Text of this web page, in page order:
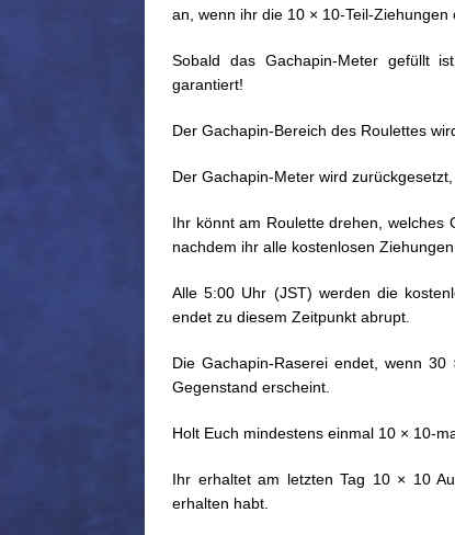
an, wenn ihr die 10 × 10-Teil-Ziehungen
Sobald das Gachapin-Meter gefüllt
garantiert!
Der Gachapin-Bereich des Roulettes
Der Gachapin-Meter wird
Ihr könnt am Roulette drehen, welches
nachdem ihr alle kostenlosen
Alle 5:00 Uhr (JST) werden die
endet zu diesem Zeitpunkt abrupt.
Die Gachapin-Raserei endet, wenn
Gegenstand erscheint.
Holt Euch mindestens einmal 10 × 10-
Ihr erhaltet am letzten Tag 10 × 10
erhalten habt.